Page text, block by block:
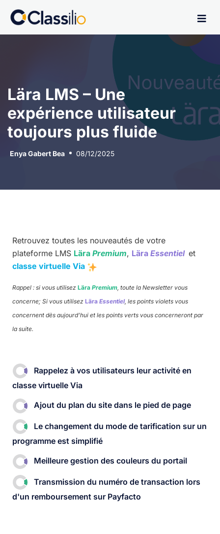
Lära LMS – Une
expérience utilisateur
toujours plus fluide
Enya Gabert Bea 08/12/2025
Retrouvez toutes les nouveautés de votre
plateforme LMS Lära Premium, Lära Essentiel et
classe virtuelle Via
Rappel : si vous utilisez Lära Premium, toute la Newsletter vous
concerne; Si vous utilisez Lära Essentiel, les points violets vous
concernent dès aujourd’hui et les points verts vous concerneront par
la suite.
Rappelez à vos utilisateurs leur activité en
classe virtuelle Via
Ajout du plan du site dans le pied de page
Le changement du mode de tarification sur un
programme est simplifié​
Meilleure gestion des couleurs du portail
Transmission du numéro de transaction lors
d'un remboursement sur Payfacto